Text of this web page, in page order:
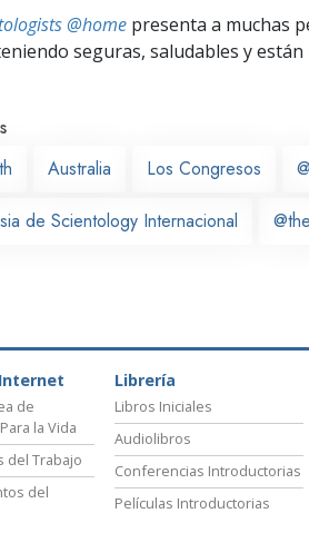
@home presenta a muchas
seguras, saludables y
Australia Los Congresos
de Scientology Internacional
de
la Vida
del Trabajo
del
Librería
Libros Iniciales
Audiolibros
Conferencias Introductorias
Películas Introductorias